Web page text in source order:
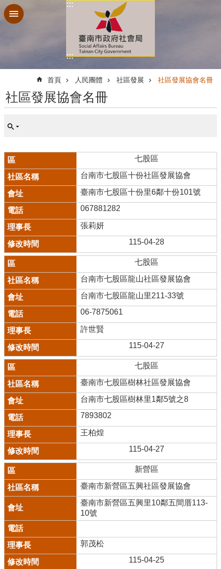
跳到主要內容區塊
:::
:::
首頁 人民團體 社區發展 社區發展協會名冊
社區發展協會名冊
七股區
台南市七股區十份社區發展協會
臺南市七股區十份里6鄰十份101號
067881282
張莉妍
115-04-28
七股區
台南市七股區龍山社區發展協會
台南市七股區龍山里211-33號
06-7875061
許世賢
115-04-27
七股區
臺南市七股區樹林社區發展協會
台南市七股區樹林里1鄰5號之8
7893802
王柏煌
115-04-27
新營區
臺南市新營區五興社區發展協會
臺南市新營區五興里10鄰五間厝113-
10號
郭茂松
115-04-25